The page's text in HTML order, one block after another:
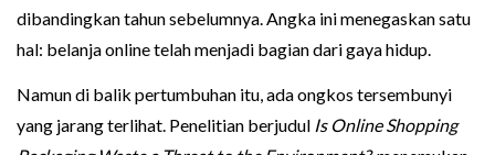
dibandingkan tahun sebelumnya. Angka ini menegaskan satu
hal: belanja online telah menjadi bagian dari gaya hidup.
Namun di balik pertumbuhan itu, ada ongkos tersembunyi
yang jarang terlihat. Penelitian berjudul Is Online Shopping